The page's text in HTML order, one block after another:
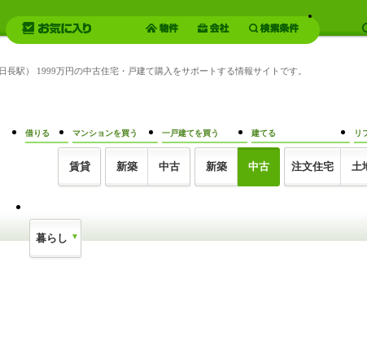
駅） 1999万円の中古住宅・戸建て購入をサポートする情報サイトです。
借りる
賃貸
マンションを買う
新築 中古
一戸建てを買う
新築 中古
建てる
注文住宅 土
リ
暮らし